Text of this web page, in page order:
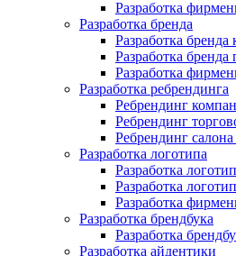
Разработка
Разработка бренда
Разработка
Разработка
Разработка
Разработка ребрендинга
Ребрендинг
Ребрендинг
Ребрендинг
Разработка логотипа
Разработка
Разработка
Разработка
Разработка брендбука
Разработка
Разработка айдентики